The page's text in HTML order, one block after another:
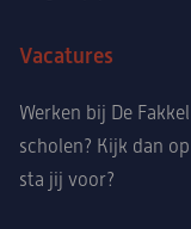
Vacatures
Werken bij De
scholen? Kijk dan op
sta jij voor?